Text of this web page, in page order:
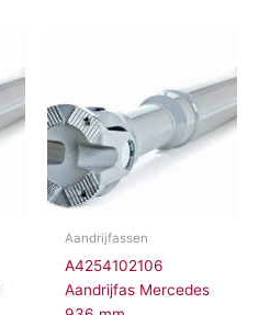
Aandrijfassen
A4254102106
Aandrijfas Mercedes